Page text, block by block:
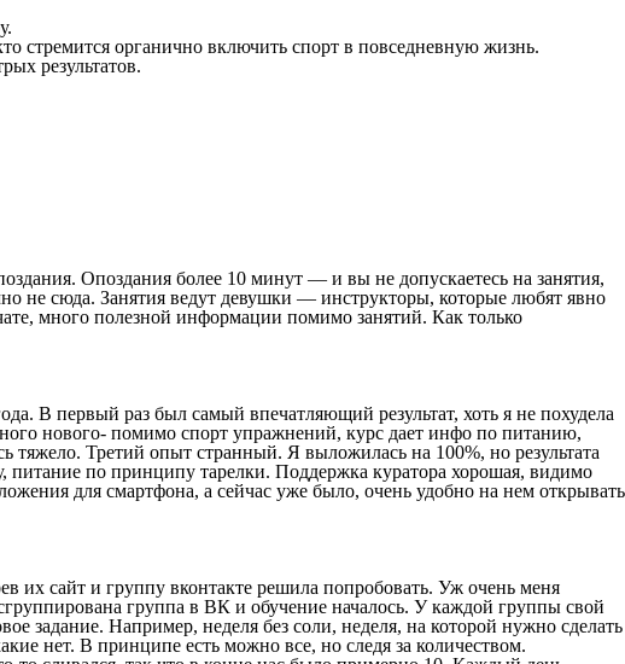
стремится органично включить спорт в повседневную жизнь.
результатов.
Опоздания более 10 минут — и вы не допускаетесь на занятия,
не сюда. Занятия ведут девушки — инструкторы, которые любят явно
много полезной информации помимо занятий. Как только
В первый раз был самый впечатляющий результат, хоть я не похудела
нового- помимо спорт упражнений, курс дает инфо по питанию,
Третий опыт странный. Я выложилась на 100%, но результата
по принципу тарелки. Поддержка куратора хорошая, видимо
для смартфона, а сейчас уже было, очень удобно на нем открывать
их сайт и группу вконтакте решила попробовать. Уж очень меня
группа в ВК и обучение началось. У каждой группы свой
задание. Например, неделя без соли, неделя, на которой нужно сделать
нет. В принципе есть можно все, но следя за количеством.